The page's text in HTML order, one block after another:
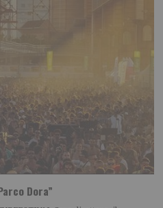
Dora”